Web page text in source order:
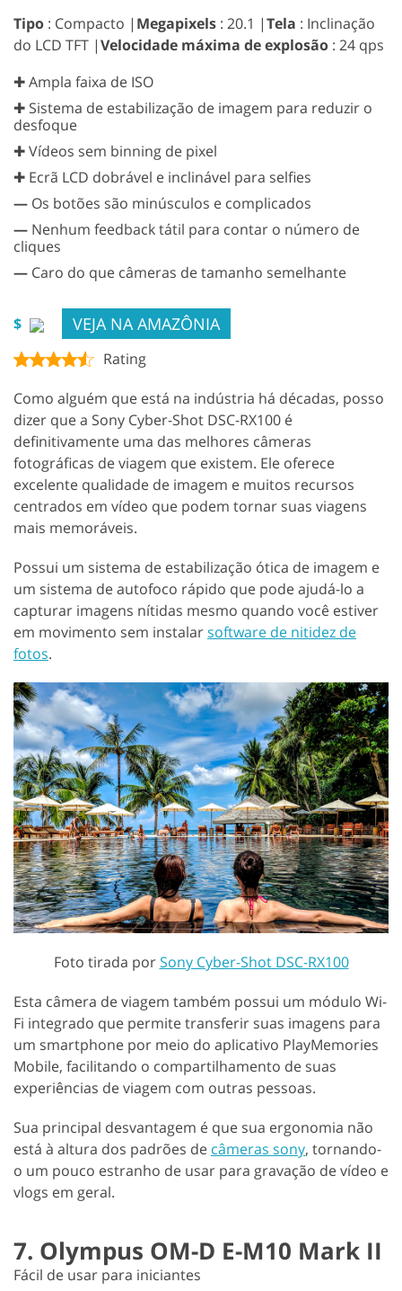
Tipo : Compacto | Megapixels : 20.1 |Tela : Inclinação
do LCD TFT |Velocidade máxima de explosão : 24 qps
✚ Ampla faixa de ISO
✚ Sistema de estabilização de imagem para reduzir o
desfoque
✚ Vídeos sem binning de pixel
✚ Ecrã LCD dobrável e inclinável para selfies
— Os botões são minúsculos e complicados
— Nenhum feedback tátil para contar o número de
cliques
— Caro do que câmeras de tamanho semelhante
$ VEJA NA AMAZÔNIA
Rating
Como alguém que está na indústria há décadas, posso
dizer que a Sony Cyber-Shot DSC-RX100 é
definitivamente uma das melhores câmeras
fotográficas de viagem que existem. Ele oferece
excelente qualidade de imagem e muitos recursos
centrados em vídeo que podem tornar suas viagens
mais memoráveis.
Possui um sistema de estabilização ótica de imagem e
um sistema de autofoco rápido que pode ajudá-lo a
capturar imagens nítidas mesmo quando você estiver
em movimento sem instalarsoftware de nitidez de
fotos.
Foto tirada porSony Cyber-Shot DSC-RX100
Esta câmera de viagem também possui um módulo Wi-
Fi integrado que permite transferir suas imagens para
um smartphone por meio do aplicativo PlayMemories
Mobile, facilitando o compartilhamento de suas
experiências de viagem com outras pessoas.
Sua principal desvantagem é que sua ergonomia não
está à altura dos padrões de câmeras sony, tornando-
o um pouco estranho de usar para gravação de vídeo e
vlogs em geral.
7. Olympus OM-D E-M10 Mark II
Fácil de usar para iniciantes